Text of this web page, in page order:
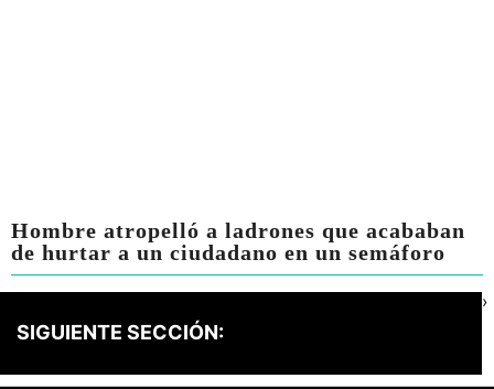
Hombre atropelló a ladrones que acababan
de hurtar a un ciudadano en un semáforo
SIGUIENTE SECCIÓN:
›